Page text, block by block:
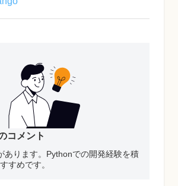
コメント
あります。Pythonでの開発経験を積
すめです。